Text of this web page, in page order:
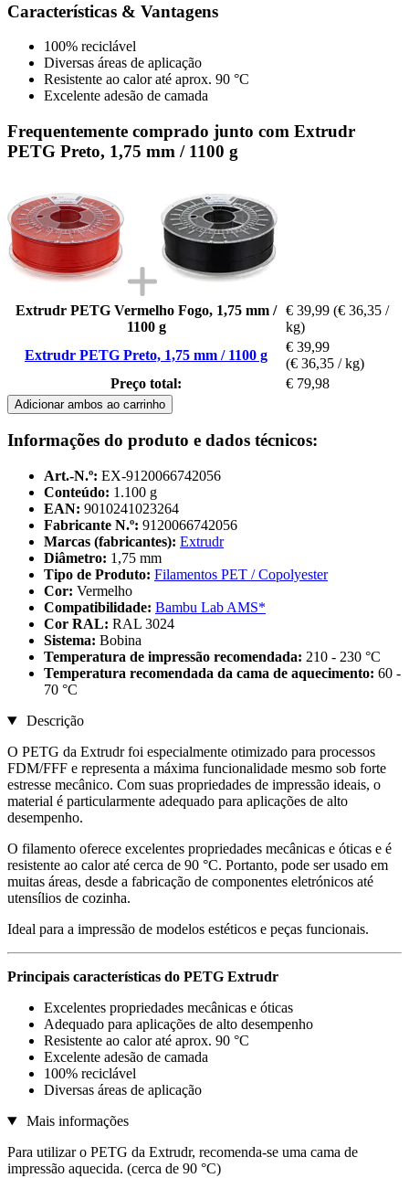
Características & Vantagens
100% reciclável
Diversas áreas de aplicação
Resistente ao calor até aprox. 90 °C
Excelente adesão de camada
Frequentemente comprado junto com Extrudr
PETG Preto, 1,75 mm / 1100 g
Extrudr PETG Vermelho Fogo, 1,75 mm /
1100 g
€ 39,99 (€ 36,35 /
kg)
Extrudr PETG Preto, 1,75 mm / 1100 g
€ 39,99
(€ 36,35 / kg)
Preço total:
€ 79,98
Adicionar ambos ao carrinho
Informações do produto e dados técnicos:
Art.-N.º: EX-9120066742056
Conteúdo: 1.100 g
EAN: 9010241023264
Fabricante N.º: 9120066742056
Marcas (fabricantes): Extrudr
Diâmetro: 1,75 mm
Tipo de Produto: Filamentos PET / Copolyester
Cor: Vermelho
Compatibilidade: Bambu Lab AMS*
Cor RAL: RAL 3024
Sistema: Bobina
Temperatura de impressão recomendada: 210 - 230 °C
Temperatura recomendada da cama de aquecimento: 60 -
70 °C
Descrição
O PETG da Extrudr foi especialmente otimizado para processos
FDM/FFF e representa a máxima funcionalidade mesmo sob forte
estresse mecânico. Com suas propriedades de impressão ideais, o
material é particularmente adequado para aplicações de alto
desempenho.
O filamento oferece excelentes propriedades mecânicas e óticas e é
resistente ao calor até cerca de 90 °C. Portanto, pode ser usado em
muitas áreas, desde a fabricação de componentes eletrónicos até
utensílios de cozinha.
Ideal para a impressão de modelos estéticos e peças funcionais.
Principais características do PETG Extrudr
Excelentes propriedades mecânicas e óticas
Adequado para aplicações de alto desempenho
Resistente ao calor até aprox. 90 °C
Excelente adesão de camada
100% reciclável
Diversas áreas de aplicação
Mais informações
Para utilizar o PETG da Extrudr, recomenda-se uma cama de
impressão aquecida. (cerca de 90 °C)